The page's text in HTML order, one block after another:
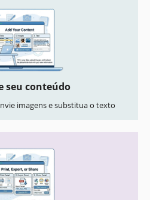
seu conteúdo
imagens e substitua o texto